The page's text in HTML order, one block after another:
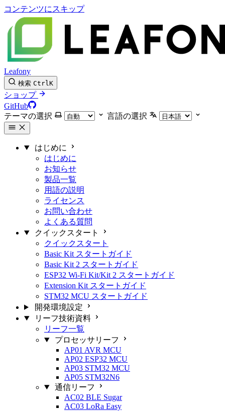
コンテンツにスキップ
Leafony
検索 CtrlK
ショップ
GitHub
テーマの選択
言語の選択
はじめに
はじめに
お知らせ
製品一覧
用語の説明
ライセンス
お問い合わせ
よくある質問
クイックスタート
クイックスタート
Basic Kit スタートガイド
Basic Kit 2 スタートガイド
ESP32 Wi-Fi Kit/Kit 2 スタートガイド
Extension Kit スタートガイド
STM32 MCU スタートガイド
開発環境設定
リーフ技術資料
リーフ一覧
プロセッサリーフ
AP01 AVR MCU
AP02 ESP32 MCU
AP03 STM32 MCU
AP05 STM32N6
通信リーフ
AC02 BLE Sugar
AC03 LoRa Easy